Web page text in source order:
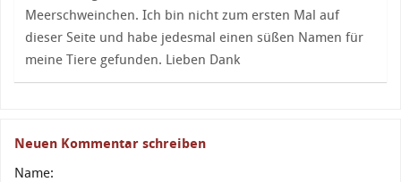
Meerschweinchen. Ich bin nicht zum ersten Mal auf
dieser Seite und habe jedesmal einen süßen Namen für
meine Tiere gefunden. Lieben Dank
Neuen Kommentar schreiben
Name: